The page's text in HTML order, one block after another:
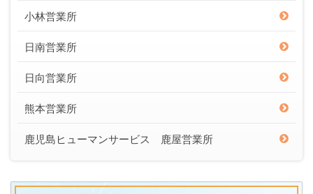
小林営業所
日南営業所
日向営業所
熊本営業所
鹿児島ヒューマンサービス 鹿屋営業所